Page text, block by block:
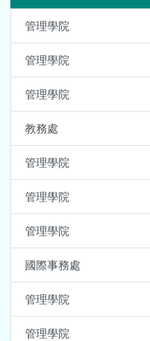
管理學院
管理學院
管理學院
教務處
管理學院
管理學院
管理學院
國際事務處
管理學院
管理學院